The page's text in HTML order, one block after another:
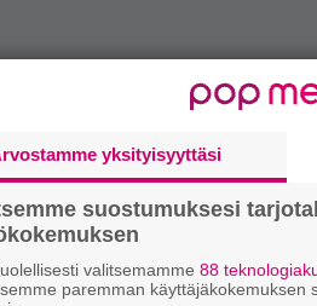
yksityisyyttäsi
suostumuksesi
valitsemamme 88
paremman käyttäjäkokemuksen